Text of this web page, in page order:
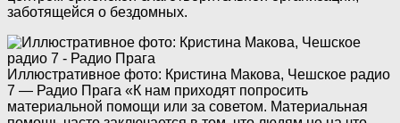
заботящейся о бездомных.
Иллюстративное фото: Кристина Макова, Чешское радио
7 — Радио Прага «К нам приходят попросить
материальной помощи или за советом. Материальная